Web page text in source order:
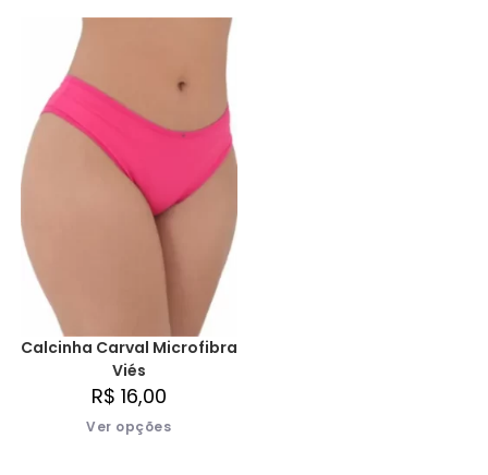
Calcinha Carval Microfibra
Viés
R$ 16,00
Ver opções